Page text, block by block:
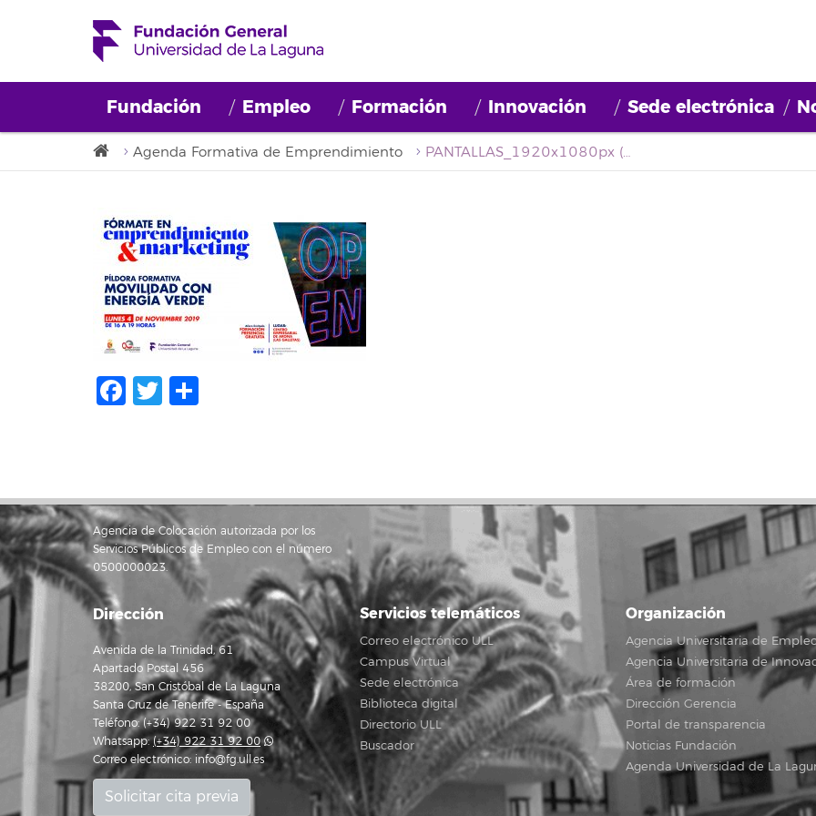
Fundación Empleo Formación Innovación Sede electrónica
Agenda Formativa de Emprendimiento PANTALLAS_1920x1080px (energia verde)
Facebook
Twitter
Agencia de Colocación autorizada por los
Servicios Públicos de Empleo con el número
0500000023.
Dirección
Avenida de la Trinidad, 61
Apartado Postal 456
38200, San Cristóbal de La Laguna
Santa Cruz de Tenerife - España
Teléfono: (+34) 922 31 92 00
Whatsapp:(+34) 922 31 92 00
Correo electrónico: info@fg.ull.es
Solicitar cita previa
Servicios telemáticos
Correo electrónico ULL
Campus Virtual
Sede electrónica
Biblioteca digital
Directorio ULL
Buscador
Organización
Agencia Universitaria de
Agencia Universitaria de
Área de formación
Dirección Gerencia
Portal de transparencia
Noticias Fundación
Agenda Universidad de La